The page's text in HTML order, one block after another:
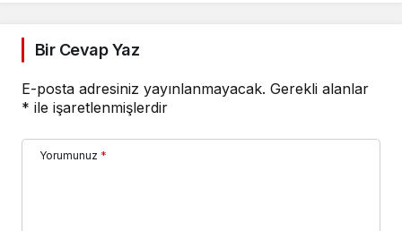
Bir Cevap Yaz
E-posta adresiniz yayınlanmayacak. Gerekli alanlar
* ile işaretlenmişlerdir
Yorumunuz *